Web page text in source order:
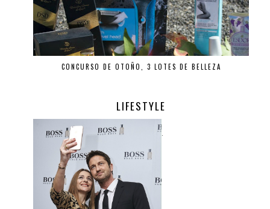
CONCURSO DE OTOÑO, 3 LOTES DE BELLEZA
LIFESTYLE
.